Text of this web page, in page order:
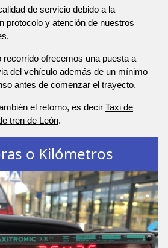
de servicio debido a la
protocolo y atención de nuestros
recorrido ofrecemos una puesta a
del vehículo además de un mínimo
antes de comenzar el trayecto.
el retorno, es decir Taxi de
tren de León.
o Kilómetros